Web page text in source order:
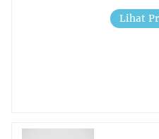
Lihat